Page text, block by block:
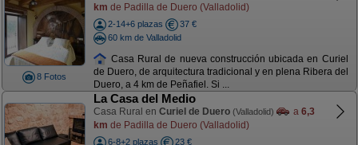
8 Fotos
km de Padilla de Duero (Valladolid)
2-14+6 plazas
37 €
60 km de Valladolid
Casa Rural de nueva construcción ubicada en Curiel
de Duero, de arquitectura tradicional y en plena Ribera del
Duero, a 4 km de Peñafiel. Si ...
La Casa del Medio
Casa Rural en Curiel de Duero (Valladolid) a 6,3
km de Padilla de Duero (Valladolid)
6-8+2 plazas
23 €